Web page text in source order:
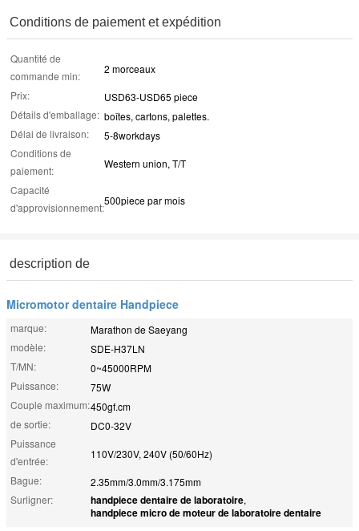
Conditions de paiement et expédition
Quantité de
commande min:
2 morceaux
Prix:
USD63-USD65 piece
Détails d'emballage: boîtes, cartons, palettes.
Délai de livraison:
5-8workdays
Conditions de
paiement:
Western union, T/T
Capacité
d'approvisionnement:
500piece par mois
description de
Micromotor dentaire Handpiece
marque:
Marathon de Saeyang
modèle:
SDE-H37LN
T/MN:
0~45000RPM
Puissance:
75W
Couple maximum:450gf.cm
de sortie:
DC0-32V
Puissance
d'entrée:
110V/230V, 240V (50/60Hz)
Bague:
2.35mm/3.0mm/3.175mm
Surligner:
handpiece dentaire de laboratoire,
handpiece micro de moteur de laboratoire dentaire